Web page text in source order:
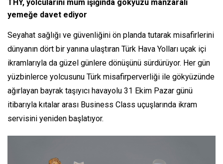
THY, yolcularını mum ışığında gökyüzü manzaralı
yemeğe davet ediyor
Seyahat sağlığı ve güvenliğini ön planda tutarak misafirlerini
dünyanın dört bir yanına ulaştıran Türk Hava Yolları uçak içi
ikramlarıyla da güzel günlere dönüşünü sürdürüyor. Her gün
yüzbinlerce yolcusunu Türk misafirperverliği ile gökyüzünde
ağırlayan bayrak taşıyıcı havayolu 31 Ekim Pazar günü
itibarıyla kıtalar arası Business Class uçuşlarında ikram
servisini yeniden başlatıyor.